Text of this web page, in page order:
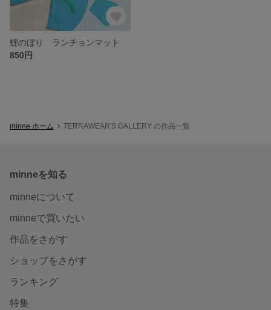
鯉のぼり ランチョンマット
850円
minne ホーム TERRAWEAR'S GALLERY の作品一覧
minneを知る
minneについて
minneで買いたい
作品をさがす
ショップをさがす
ランキング
特集